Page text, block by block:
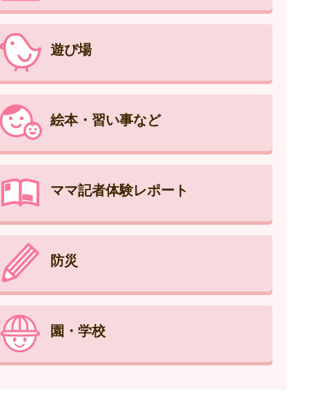
遊び場
絵本・習い事など
ママ記者体験レポート
防災
園・学校